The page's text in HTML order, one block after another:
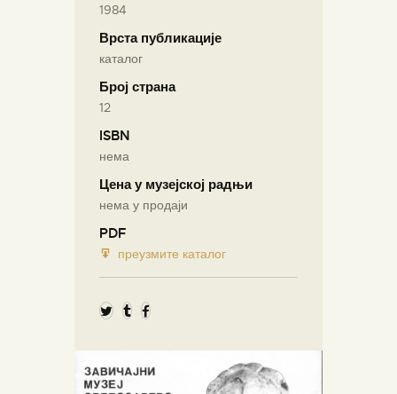
1984
Врста публикације
каталог
Број страна
12
ISBN
нема
Цена у музејској радњи
нема у продаји
PDF
преузмите каталог